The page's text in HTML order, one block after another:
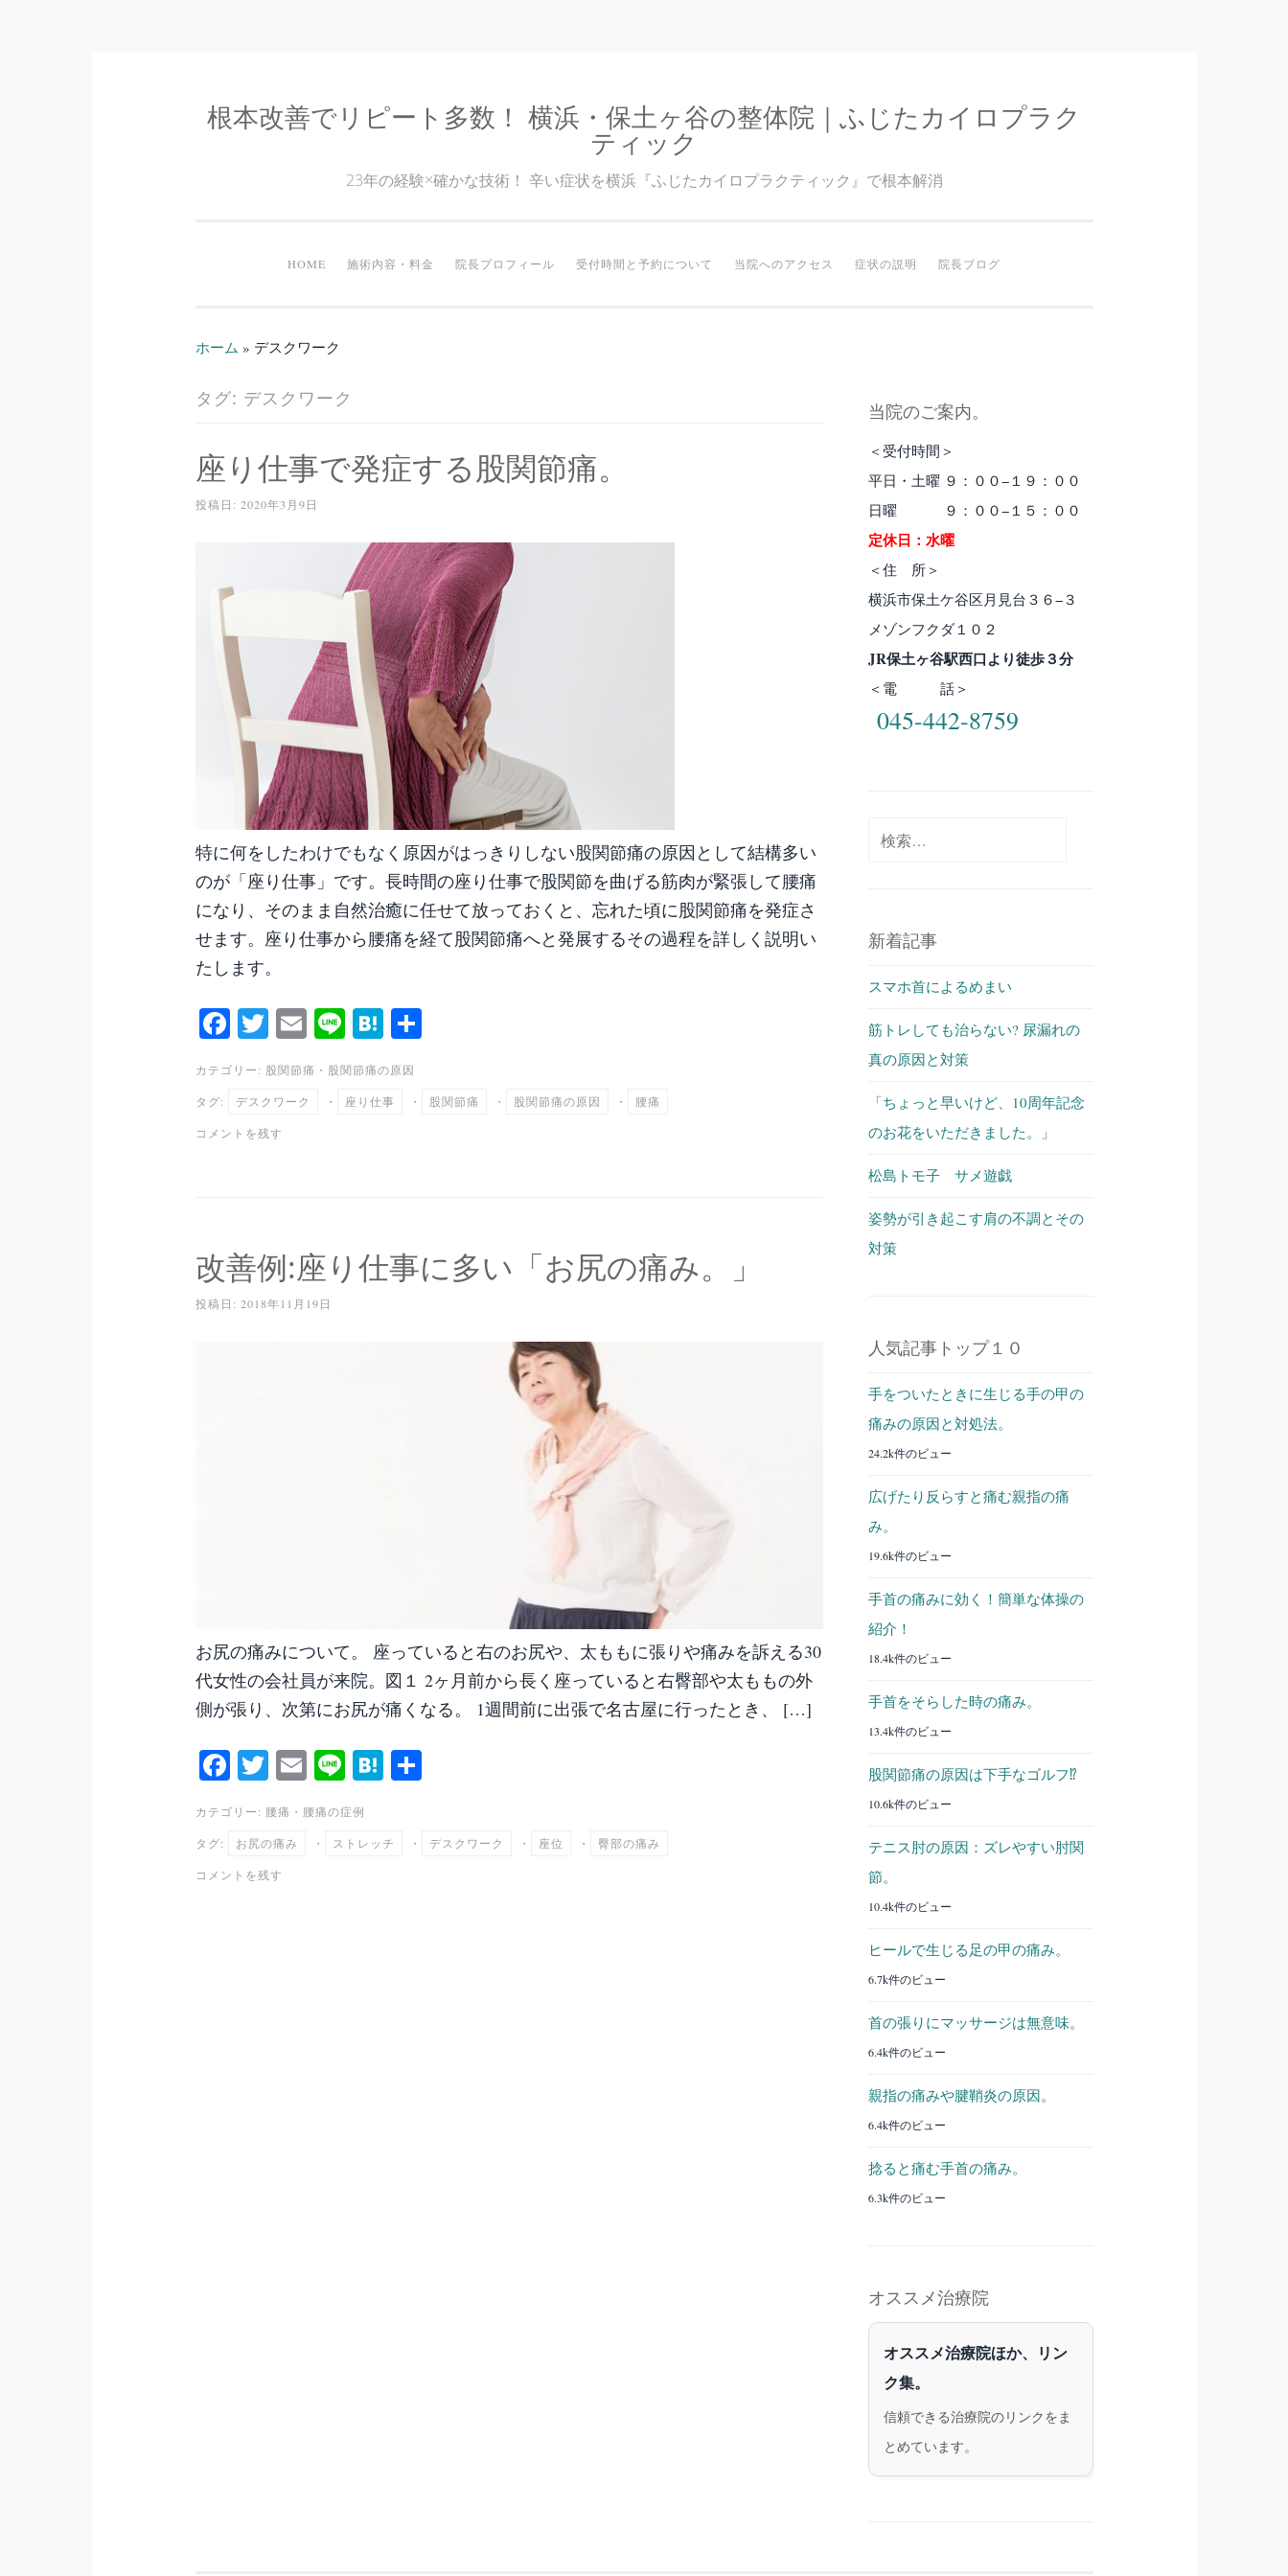
コ
プ
根本改善でリピート多数！ 横浜・保土ヶ谷の整体院｜ふじたカイロプラク
ティック
23年の経験×確かな技術！ 辛い症状を横浜『ふじたカイロプラクティック』で根本解消
HOME 施術内容・料金 院長プロフィール 受付時間と予約について 当院へのアクセス 症状の説明 院長ブログ
ホーム » デスクワーク
タグ: デスクワーク
座り仕事で発症する股関節痛。
投稿日: 2020年3月9日
特に何をしたわけでもなく原因がはっきりしない股関節痛の原因として結構多い
のが「座り仕事」です。長時間の座り仕事で股関節を曲げる筋肉が緊張して腰痛
になり、そのまま自然治癒に任せて放っておくと、忘れた頃に股関節痛を発症さ
せます。座り仕事から腰痛を経て股関節痛へと発展するその過程を詳しく説明い
たします。
Fa
ce
bo
ok
T
wi
tte
r
E
m
ail
Li
ne
H
at
en
a
共
カテゴリー: 股関節痛 ・ 股関節痛の原因
タグ: デスクワーク ・ 座り仕事 ・ 股関節痛 ・ 股関節痛の原因 ・ 腰痛
コメントを残す
改善例:座り仕事に多い「お尻の痛み。」
投稿日: 2018年11月19日
お尻の痛みについて。 座っていると右のお尻や、太ももに張りや痛みを訴える30
代女性の会社員が来院。図１ 2ヶ月前から長く座っていると右臀部や太ももの外
側が張り、次第にお尻が痛くなる。 1週間前に出張で名古屋に行ったとき、 […]
Fa
ce
bo
ok
T
wi
tte
r
E
m
ail
Li
ne
H
a
共
カテゴリー: 腰痛 ・ 腰痛の症例
タグ: お尻の痛み ・ ストレッチ ・ デスクワーク ・ 座位 ・ 臀部の痛み
コメントを残す
当院のご案内。
＜受付時間＞
平日・土曜 ９：００−１９：００
日曜 ９：００−１５：００
定休日：水曜
＜住 所＞
横浜市保土ケ谷区月見台３６−３
メゾンフクダ１０２
JR保土ヶ谷駅西口より徒歩３分
＜電 話＞
045-442-8759
新着記事
スマホ首によるめまい
筋トレしても治らない? 尿漏れの
真の原因と対策
「ちょっと早いけど、10周年記念
のお花をいただきました。」
松島トモ子 サメ遊戯
姿勢が引き起こす肩の不調とその
対策
人気記事トップ１０
手をついたときに生じる手の甲の
痛みの原因と対処法。
24.2k件のビュー
広げたり反らすと痛む親指の痛
み。
19.6k件のビュー
手首の痛みに効く！簡単な体操の
紹介！
18.4k件のビュー
手首をそらした時の痛み。
13.4k件のビュー
股関節痛の原因は下手なゴルフ⁉︎
10.6k件のビュー
テニス肘の原因：ズレやすい肘関
節。
10.4k件のビュー
ヒールで生じる足の甲の痛み。
6.7k件のビュー
首の張りにマッサージは無意味。
6.4k件のビュー
親指の痛みや腱鞘炎の原因。
6.4k件のビュー
捻ると痛む手首の痛み。
6.3k件のビュー
オススメ治療院
オススメ治療院ほか、リン
ク集。
信頼できる治療院のリンクをま
とめています。